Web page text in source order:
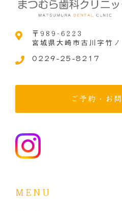
〒989-6223
宮城県大崎市古川字竹
0229-25-8217
ご予約・お
MENU